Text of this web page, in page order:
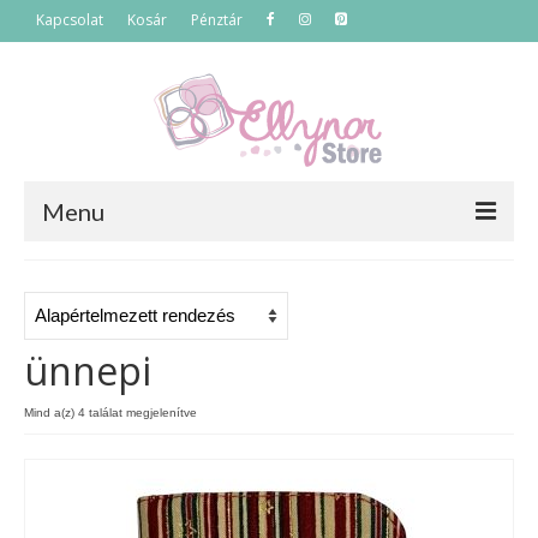
Kapcsolat Kosár Pénztár
Menu
Termékek
Szettek
Akciós termékek
Neszeszerek
ünnepi
Mind a(z) 4 találat megjelenítve